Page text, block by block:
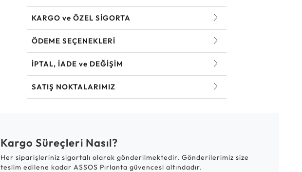
KARGO ve ÖZEL SİGORTA
ÖDEME SEÇENEKLERİ
İPTAL, İADE ve DEĞİŞİM
SATIŞ NOKTALARIMIZ
Kargo Süreçleri Nasıl?
Her siparişleriniz sigortalı olarak gönderilmektedir. Gönderilerimiz size
teslim edilene kadar ASSOS Pırlanta güvencesi altındadır.